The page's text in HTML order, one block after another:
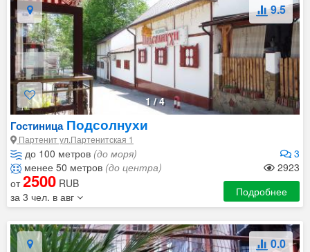
1/4
9.5
ГостиницаПодсолнухи
Партенит ул.Партенитская 1
до 100 метров (до моря)
3
менее 50 метров (до центра)
2923
от2500 RUB
за 3 чел. в авг
Подробнее
0.0